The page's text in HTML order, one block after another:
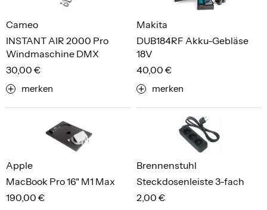
INSTANT AIR 2000 Pro
Windmaschine DMX
Cameo
30,00 €
merken
DUB184RF Akku-Gebläse
18V
Makita
40,00 €
merken
MacBook Pro 16" M1 Max
Apple
190,00 €
Steckdosenleiste 3-fach
Brennenstuhl
2,00 €